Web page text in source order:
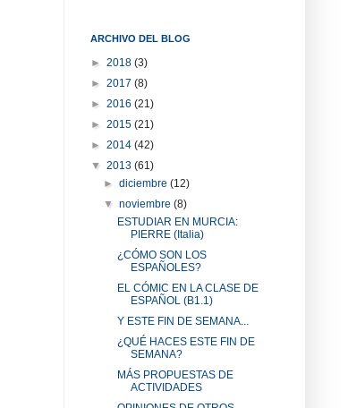
ARCHIVO DEL BLOG
► 2018 (3)
► 2017 (8)
► 2016 (21)
► 2015 (21)
► 2014 (42)
▼ 2013 (61)
►diciembre(12)
▼noviembre(8)
ESTUDIAR EN MURCIA:
PIERRE (Italia)
¿CÓMO SON LOS
ESPAÑOLES?
EL CÓMIC EN LA CLASE DE
ESPAÑOL (B1.1)
Y ESTE FIN DE SEMANA...
¿QUÉ HACES ESTE FIN DE
SEMANA?
MÁS PROPUESTAS DE
ACTIVIDADES